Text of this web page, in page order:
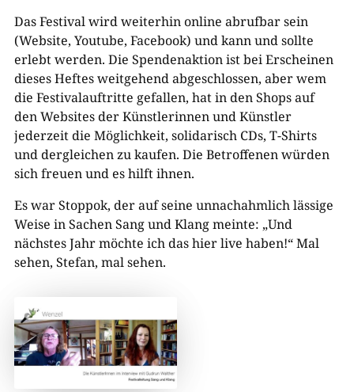
Das Festival wird weiterhin online abrufbar sein
(Website, Youtube, Facebook) und kann und sollte
erlebt werden. Die Spendenaktion ist bei Erscheinen
dieses Heftes weitgehend abgeschlossen, aber wem
die Festivalauftritte gefallen, hat in den Shops auf
den Websites der Künstlerinnen und Künstler
jederzeit die Möglichkeit, solidarisch CDs, T-Shirts
und dergleichen zu kaufen. Die Betroffenen würden
sich freuen und es hilft ihnen.
Es war Stoppok, der auf seine unnachahmlich lässige
Weise in Sachen Sang und Klang meinte: „Und
nächstes Jahr möchte ich das hier live haben!“ Mal
sehen, Stefan, mal sehen.